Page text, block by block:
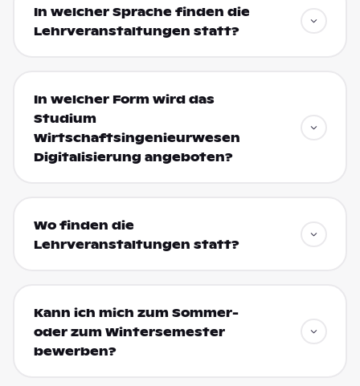
In welcher Sprache finden die
Lehrveranstaltungen statt?
In welcher Form wird das
Studium
Wirtschaftsingenieurwesen
Digitalisierung angeboten?
Wo finden die
Lehrveranstaltungen statt?
Kann ich mich zum Sommer-
oder zum Wintersemester
bewerben?